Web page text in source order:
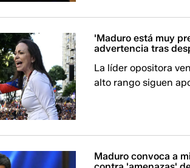
'Maduro está muy
advertencia tras
La líder opositora
alto rango siguen
Maduro convoca a